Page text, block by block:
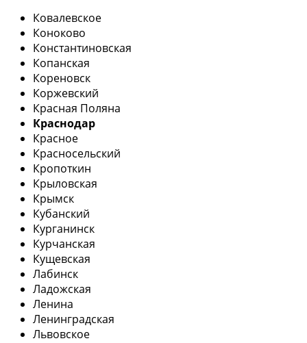
Ковалевское
Коноково
Константиновская
Копанская
Кореновск
Коржевский
Красная Поляна
Краснодар
Красное
Красносельский
Кропоткин
Крыловская
Крымск
Кубанский
Курганинск
Курчанская
Кущевская
Лабинск
Ладожская
Ленина
Ленинградская
Львовское